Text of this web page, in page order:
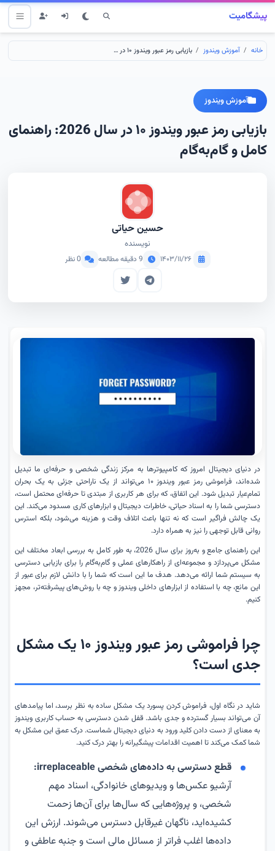
پیشگامیت
خانه آموزش ویندوز بازیابی رمز عبور ویندوز ۱۰ در سال 2026: راهنمای کامل و گام‌به‌گام
آموزش ویندوز
بازیابی رمز عبور ویندوز ۱۰ در سال 2026: راهنمای
کامل و گام‌به‌گام
حسین حیاتی
نویسنده
۱۴۰۳/۱۱/۲۶ 9 دقیقه مطالعه 0 نظر
در دنیای دیجیتال امروز که کامپیوترها به مرکز زندگی شخصی و حرفه‌ای ما تبدیل
شده‌اند، فراموشی رمز عبور ویندوز ۱۰ می‌تواند از یک ناراحتی جزئی به یک بحران
تمام‌عیار تبدیل شود. این اتفاق، که برای هر کاربری از مبتدی تا حرفه‌ای محتمل است،
دسترسی شما را به اسناد حیاتی، خاطرات دیجیتال و ابزارهای کاری مسدود می‌کند. این
یک چالش فراگیر است که نه تنها باعث اتلاف وقت و هزینه می‌شود، بلکه استرس
روانی قابل توجهی را نیز به همراه دارد.
این راهنمای جامع و به‌روز برای سال 2026، به طور کامل به بررسی ابعاد مختلف این
مشکل می‌پردازد و مجموعه‌ای از راهکارهای عملی و گام‌به‌گام را برای بازیابی دسترسی
به سیستم شما ارائه می‌دهد. هدف ما این است که شما را با دانش لازم برای عبور از
این مانع، چه با استفاده از ابزارهای داخلی ویندوز و چه با روش‌های پیشرفته‌تر، مجهز
کنیم.
چرا فراموشی رمز عبور ویندوز ۱۰ یک مشکل
جدی است؟
شاید در نگاه اول، فراموش کردن پسورد یک مشکل ساده به نظر برسد، اما پیامدهای
آن می‌تواند بسیار گسترده و جدی باشد. قفل شدن دسترسی به حساب کاربری ویندوز
به معنای از دست دادن کلید ورود به دنیای دیجیتال شماست. درک عمق این مشکل به
شما کمک می‌کند تا اهمیت اقدامات پیشگیرانه را بهتر درک کنید.
قطع دسترسی به داده‌های شخصی irreplaceable:
آرشیو عکس‌ها و ویدیوهای خانوادگی، اسناد مهم
شخصی، و پروژه‌هایی که سال‌ها برای آن‌ها زحمت
کشیده‌اید، ناگهان غیرقابل دسترس می‌شوند. ارزش این
داده‌ها اغلب فراتر از مسائل مالی است و جنبه عاطفی و